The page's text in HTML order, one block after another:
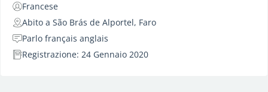
Francese
Abito a São Brás de Alportel, Faro
Parlo français anglais
Registrazione: 24 Gennaio 2020